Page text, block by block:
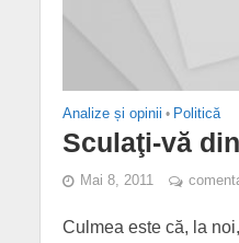
Analize și opinii • Politică
Sculaţi-vă
Mai 8, 2011
Culmea este că, la